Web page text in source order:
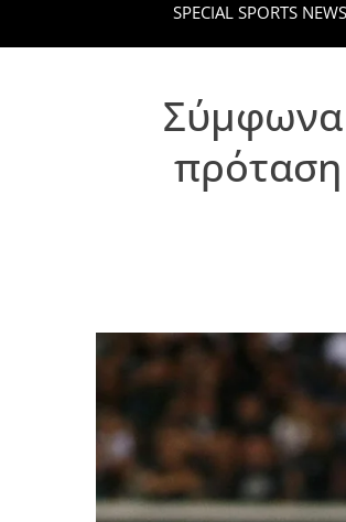
SPECIAL SPORTS NEWS
Σύμφωνα
πρόταση